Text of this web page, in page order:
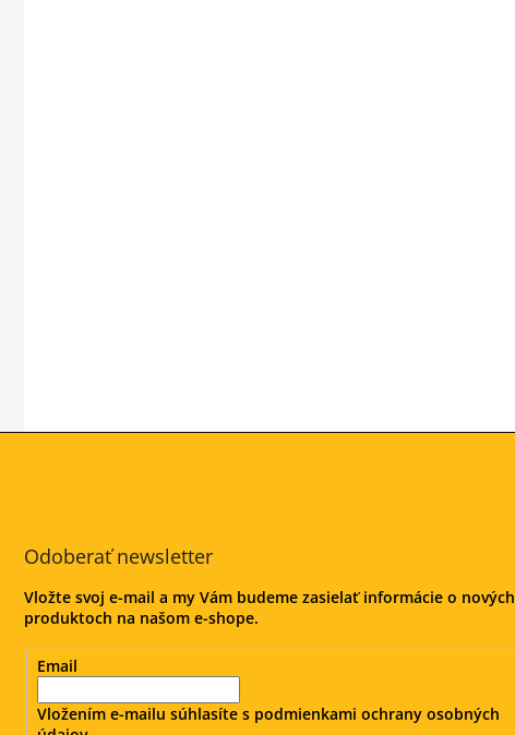
Odoberať newsletter
Vložte svoj e-mail a my Vám budeme zasielať informácie o nových
produktoch na našom e-shope.
Email
Vložením e-mailu súhlasíte s podmienkami ochrany osobných